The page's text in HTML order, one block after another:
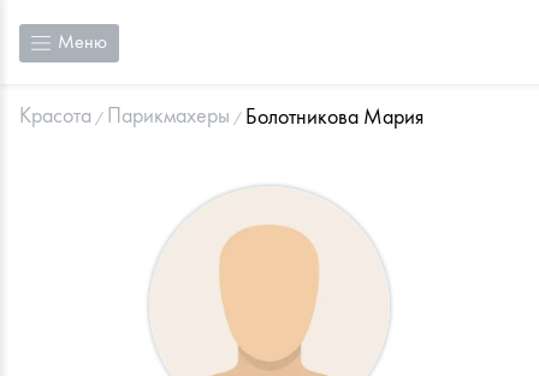
Меню
Красота Парикмахеры Болотникова Мария